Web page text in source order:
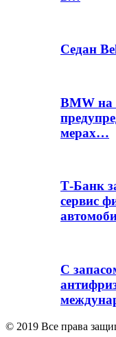
Седан
BMW на
мерах…
Т-Банк
сервис
С
© 2019 Все права